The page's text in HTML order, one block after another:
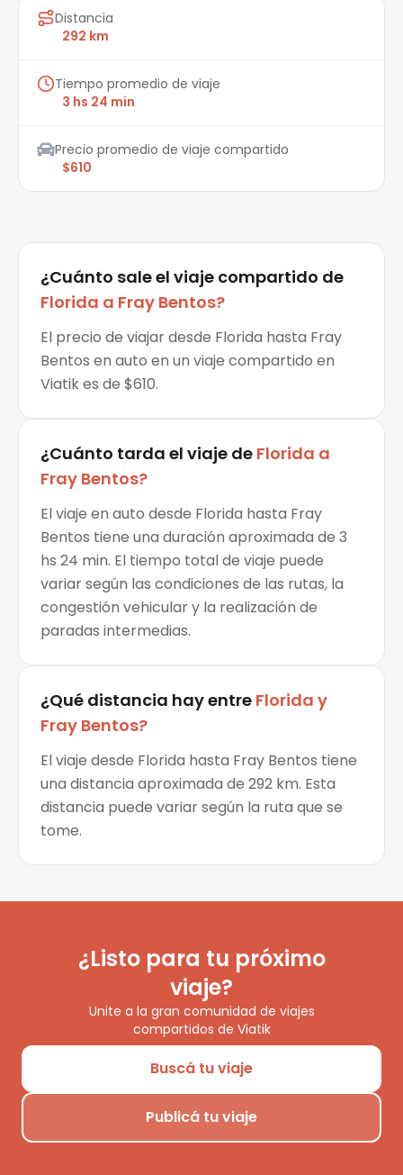
Distancia
292 km
Tiempo promedio de viaje
3 hs 24 min
Precio promedio de viaje compartido
$610
¿Cuánto sale el viaje compartido de
Florida a Fray Bentos?
El precio de viajar desde Florida hasta Fray
Bentos en auto en un viaje compartido en
Viatik es de $610.
¿Cuánto tarda el viaje de Florida a
Fray Bentos?
El viaje en auto desde Florida hasta Fray
Bentos tiene una duración aproximada de 3
hs 24 min. El tiempo total de viaje puede
variar según las condiciones de las rutas, la
congestión vehicular y la realización de
paradas intermedias.
¿Qué distancia hay entre Florida y
Fray Bentos?
El viaje desde Florida hasta Fray Bentos tiene
una distancia aproximada de 292 km. Esta
distancia puede variar según la ruta que se
tome.
¿Listo para tu próximo
viaje?
Unite a la gran comunidad de viajes
compartidos de Viatik
Buscá tu viaje
Publicá tu viaje